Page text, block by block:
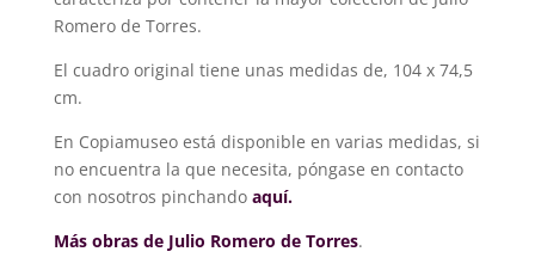
Romero de Torres.
El cuadro original tiene unas medidas de, 104 x 74,5
cm.
En Copiamuseo está disponible en varias medidas, si
no encuentra la que necesita, póngase en contacto
con nosotros pinchando aquí.
Más obras de Julio Romero de Torres.